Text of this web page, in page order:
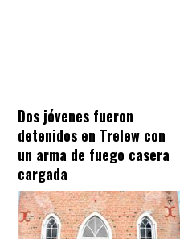
Dos jóvenes fueron
detenidos en Trelew con
un arma de fuego casera
cargada